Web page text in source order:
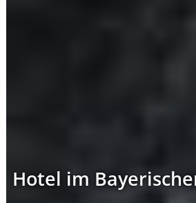
Hotel im